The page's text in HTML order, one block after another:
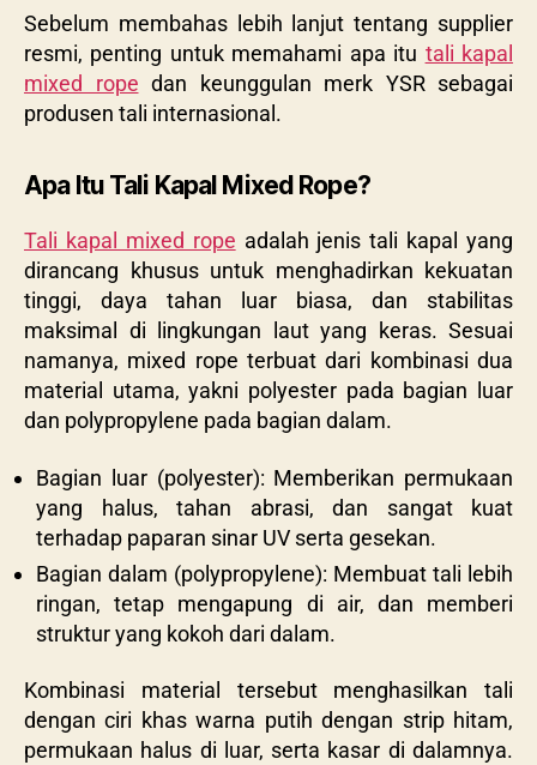
Sebelum membahas lebih lanjut tentang supplier
resmi, penting untuk memahami apa itu tali kapal
mixed rope dan keunggulan merk YSR sebagai
produsen tali internasional.
Apa Itu Tali Kapal Mixed Rope?
Tali kapal mixed rope adalah jenis tali kapal yang
dirancang khusus untuk menghadirkan kekuatan
tinggi, daya tahan luar biasa, dan stabilitas
maksimal di lingkungan laut yang keras. Sesuai
namanya, mixed rope terbuat dari kombinasi dua
material utama, yakni polyester pada bagian luar
dan polypropylene pada bagian dalam.
Bagian luar (polyester): Memberikan permukaan
yang halus, tahan abrasi, dan sangat kuat
terhadap paparan sinar UV serta gesekan.
Bagian dalam (polypropylene): Membuat tali lebih
ringan, tetap mengapung di air, dan memberi
struktur yang kokoh dari dalam.
Kombinasi material tersebut menghasilkan tali
dengan ciri khas warna putih dengan strip hitam,
permukaan halus di luar, serta kasar di dalamnya.